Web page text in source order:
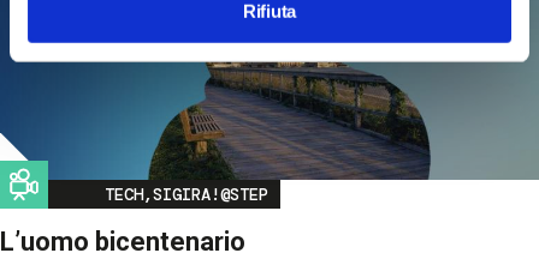
Rifiuta
Image
TECH,SIGIRA!@STEP
L’uomo bicentenario